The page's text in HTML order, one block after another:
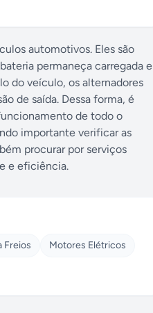
automotivos. Eles são
permaneça carregada e
do veículo, os alternadores
de saída. Dessa forma, é
de todo o
importante verificar as
procurar por serviços
e eficiência.
Freios
Motores Elétricos